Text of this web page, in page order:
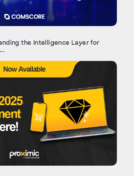
the Intelligence Layer for